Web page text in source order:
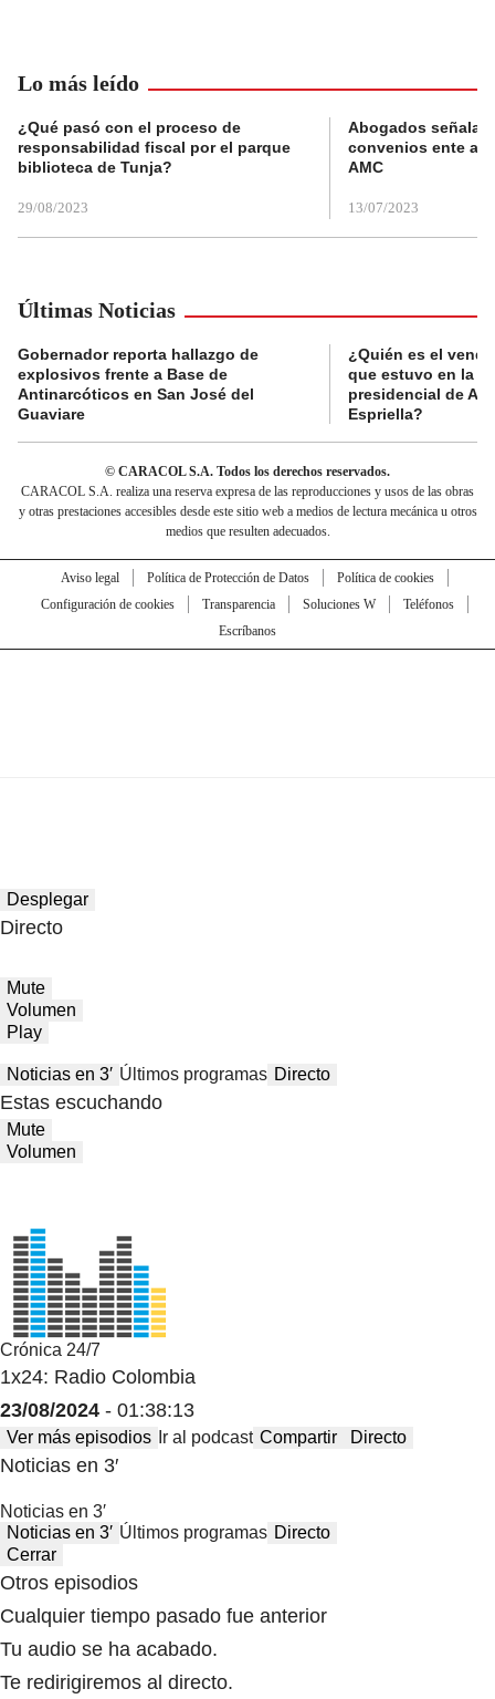
Lo más leído
¿Qué pasó con el proceso de
responsabilidad fiscal por el parque
biblioteca de Tunja?
29/08/2023
Abogados
convenios ente
AMC
13/07/2023
Últimas Noticias
Gobernador reporta hallazgo de
explosivos frente a Base de
Antinarcóticos en San José del
Guaviare
¿Quién es el
que estuvo en la
presidencial de
Espriella?
© CARACOL S.A. Todos los derechos reservados.
CARACOL S.A. realiza una reserva expresa de las reproducciones y usos de las obras
y otras prestaciones accesibles desde este sitio web a medios de lectura mecánica u otros
medios que resulten adecuados.
Aviso legal Política de Protección de Datos
Política de cookies
Configuración de cookies
Transparencia Soluciones W
Teléfonos
Escríbanos
Desplegar
Directo
Mute
Volumen
Play
Noticias en 3′ Últimos programas Directo
Estas escuchando
Mute
Volumen
Crónica 24/7
1x24: Radio Colombia
23/08/2024 - 01:38:13
Ver más episodios Ir al podcast Compartir Directo
Noticias en 3′
Noticias en 3′
Noticias en 3′ Últimos programas Directo
Cerrar
Otros episodios
Cualquier tiempo pasado fue anterior
Tu audio se ha acabado.
Te redirigiremos al directo.